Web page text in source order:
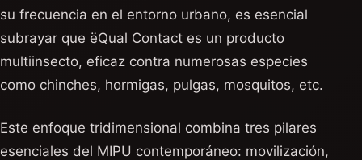
su frecuencia en el entorno urbano, es esencial
subrayar que ëQual Contact es un producto
multiinsecto, eficaz contra numerosas especies
como chinches, hormigas, pulgas, mosquitos, etc.
Este enfoque tridimensional combina tres pilares
esenciales del MIPU contemporáneo: movilización,